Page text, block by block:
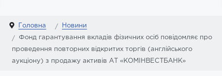
Головна Новини
Фонд гарантування вкладів фізичних осіб повідомляє про
проведення повторних відкритих торгів (англійського
аукціону) з продажу активів АТ «КОМІНВЕСТБАНК»